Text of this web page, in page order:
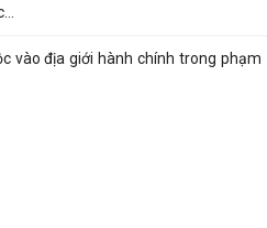
vào địa giới hành chính trong phạm
vào địa giới hành chính trong phạm